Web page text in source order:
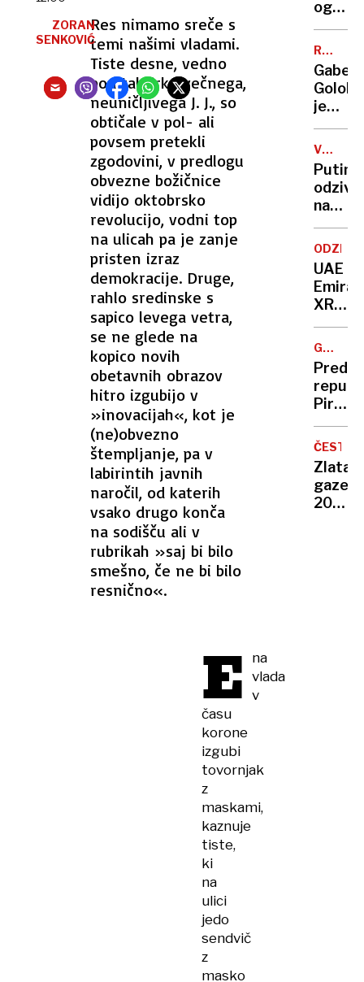
Res nimamo sreče s
temi našimi vladami.
Tiste desne, vedno
pod taktirko večnega,
neuničljivega J. J., so
obtičale v pol- ali
povsem pretekli
zgodovini, v predlogu
obvezne božičnice
vidijo oktobrsko
revolucijo, vodni top
na ulicah pa je zanje
pristen izraz
demokracije. Druge,
rahlo sredinske s
sapico levega vetra,
se ne glede na
kopico novih
obetavnih obrazov
hitro izgubijo v
»inovacijah«, kot je
(ne)obvezno
štempljanje, pa v
labirintih javnih
naročil, od katerih
vsako drugo konča
na sodišču ali v
rubrikah »saj bi bilo
smešno, če ne bi bilo
resnično«.
ZORAN
SENKOVIĆ
E
na
vlada
v
času
korone
izgubi
tovornjak
z
maskami,
kaznuje
tiste,
ki
na
ulici
jedo
sendvič
z
masko
otrok
oglasa
Trump
ustavil
RUMENE
NOVICE
Gaber-
je
čebel,
Raiven
rada
boža
je
VOJNA
V
odziv
na
Trump
naj
za
koga
zares
dela
ODZIVI
UAE
XRG:
Ključna
bosta
dneva
na
Alpe
d'Huez
GAZELA
2025
Pirc
Musar:
Država
naj v
teh
časih
Zlata
gazela
2025